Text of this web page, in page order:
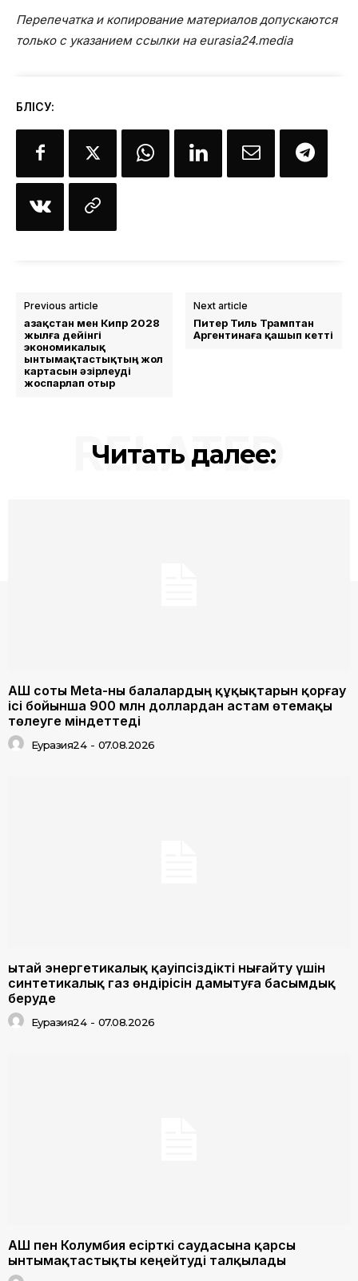
Перепечатка и копирование материалов допускаются
только с указанием ссылки на eurasia24.media
БӨЛІСУ:
Previous article
Қазақстан мен Кипр 2028
жылға дейінгі
экономикалық
ынтымақтастықтың жол
картасын әзірлеуді
жоспарлап отыр
Next article
Питер Тиль Трамптан
Аргентинаға қашып кетті
Читать далее:
RELATED
АҚШ соты Meta-ны балалардың құқықтарын қорғау
ісі бойынша 900 млн доллардан астам өтемақы
төлеуге міндеттеді
Еуразия24 - 07.08.2026
Қытай энергетикалық қауіпсіздікті нығайту үшін
синтетикалық газ өндірісін дамытуға басымдық
беруде
Еуразия24 - 07.08.2026
АҚШ пен Колумбия есірткі саудасына қарсы
ынтымақтастықты кеңейтуді талқылады